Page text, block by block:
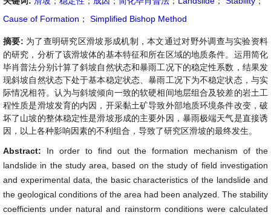
Cause of Formation ； Simplified Bishop Method
摘要: 为了查明研究区滑坡形成机制，本文通过对野外调查与实验资料
的研究，分析了该滑坡体的基本特征和所在区域的地质条件。运用简化
毕肖普法分别计算了斜坡自然状态和暴雨工况下的稳定性系数，结果发
现斜坡自然状态下处于基本稳定状态、暴雨工况下为不稳定状态，与实
际情况相符。认为与斜坡倾向一致的软硬相间地层组合及较差的岩土工
程性质是滑坡发育的内因，开采黏土矿导致外部地质环境条件改变，破
坏了山坡的整体稳定性是滑坡形成的主要外因，暴雨极端天气是直接诱
因，以上各种影响因素的不利组合，导致了研究区滑坡的最终发生。
Abstract: In order to find out the formation mechanism of the
landslide in the study area, based on the study of field investigation
and experimental data, the basic characteristics of the landslide and
the geological conditions of the area had been analyzed. The stability
coefficients under natural and rainstorm conditions were calculated